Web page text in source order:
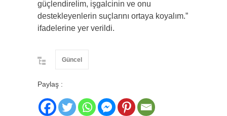
güçlendirelim, işgalcinin ve onu
destekleyenlerin suçlarını ortaya koyalım.”
ifadelerine yer verildi.
Güncel
Paylaş :